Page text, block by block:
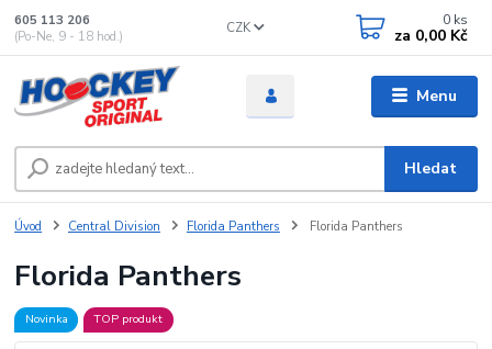
Menu
CZK
Hledat
605 113 206
(Po-Ne, 9 - 18 hod.)
0 ks
za 0,00 Kč
Úvod Central Division Florida Panthers Florida Panthers
Florida Panthers
Novinka TOP produkt